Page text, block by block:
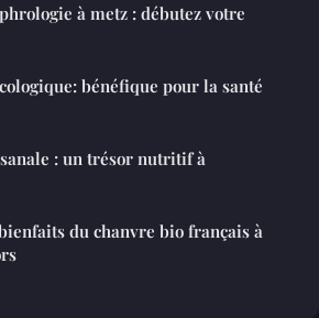
à metz : débutez votre
bénéfique pour la santé
: un trésor nutritif à
du chanvre bio français à